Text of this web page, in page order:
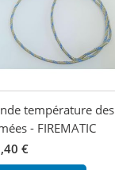
température des
- FIREMATIC
€